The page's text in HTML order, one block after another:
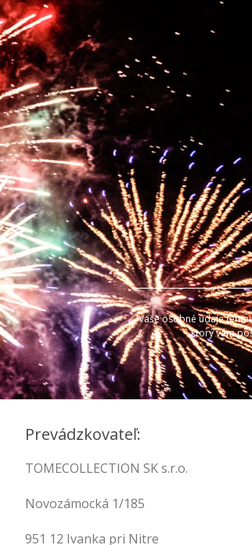
Vaše osobné údaje
ktorý vám
Prevádzkovateľ:
TOMECOLLECTION SK s.r.o.
Novozámocká 1/185
951 12 Ivanka pri Nitre